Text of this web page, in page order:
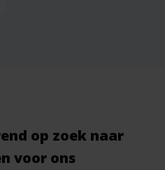
op zoek naar
voor ons